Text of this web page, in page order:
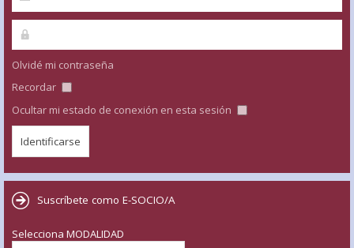
Olvidé mi contraseña
Recordar
Ocultar mi estado de conexión en esta sesión
Suscríbete como E-SOCIO/A
Selecciona MODALIDAD